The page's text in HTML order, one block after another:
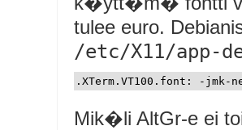
tulee euro.
/etc/X11/app-
Mik�li AltGr-e ei